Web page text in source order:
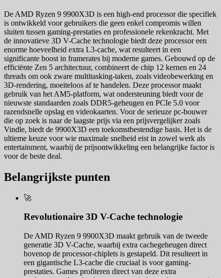
De AMD Ryzen 9 9900X3D is een high-end processor die specifiek
is ontwikkeld voor gebruikers die geen enkel compromis willen
sluiten tussen gaming-prestaties en professionele rekenkracht. Met
de innovatieve 3D V-Cache technologie biedt deze processor een
enorme hoeveelheid extra L3-cache, wat resulteert in een
significante boost in framerates bij moderne games. Gebouwd op de
efficiënte Zen 5 architectuur, combineert de chip 12 kernen en 24
threads om ook zware multitasking-taken, zoals videobewerking en
3D-rendering, moeiteloos af te handelen. Deze processor maakt
gebruik van het AM5-platform, wat ondersteuning biedt voor de
nieuwste standaarden zoals DDR5-geheugen en PCIe 5.0 voor
razendsnelle opslag en videokaarten. Voor de serieuze pc-bouwer
die op zoek is naar de laagste prijs via een prijsvergelijker zoals
Vindle, biedt de 9900X3D een toekomstbestendige basis. Het is de
ultieme keuze voor wie maximale snelheid eist in zowel werk als
entertainment, waarbij de prijsontwikkeling een belangrijke factor is
voor de beste deal.
Belangrijkste punten
🚀
Revolutionaire 3D V-Cache technologie
De AMD Ryzen 9 9900X3D maakt gebruik van de tweede
generatie 3D V-Cache, waarbij extra cachegeheugen direct
bovenop de processor-chiplets is gestapeld. Dit resulteert in
een gigantische L3-cache die cruciaal is voor gaming-
prestaties. Games profiteren direct van deze extra